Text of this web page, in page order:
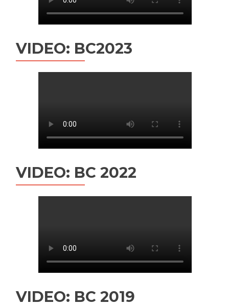
VIDEO: BC2023
VIDEO: BC 2022
VIDEO: BC 2019